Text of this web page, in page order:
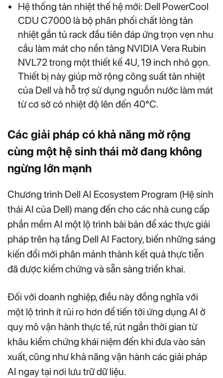
Hệ thống tản nhiệt thế hệ mới: Dell PowerCool
CDU C7000 là bộ phân phối chất lỏng tản
nhiệt gắn tủ rack đầu tiên đáp ứng trọn vẹn nhu
cầu làm mát cho nền tảng NVIDIA Vera Rubin
NVL72 trong một thiết kế 4U, 19 inch nhỏ gọn.
Thiết bị này giúp mở rộng công suất tản nhiệt
của Dell và hỗ trợ sử dụng nguồn nước làm mát
từ cơ sở có nhiệt độ lên đến 40°C.
Các giải pháp có khả năng mở rộng
cùng một hệ sinh thái mở đang không
ngừng lớn mạnh
Chương trình Dell AI Ecosystem Program (Hệ sinh
thái AI của Dell) mang đến cho các nhà cung cấp
phần mềm AI một lộ trình bài bản để xác thực giải
pháp trên hạ tầng Dell AI Factory, biến những sáng
kiến đổi mới phân mảnh thành kết quả thực tiễn
đã được kiểm chứng và sẵn sàng triển khai.
Đối với doanh nghiệp, điều này đồng nghĩa với
một lộ trình ít rủi ro hơn để tiến tới ứng dụng AI ở
quy mô vận hành thực tế, rút ngắn thời gian từ
khâu kiểm chứng khái niệm đến khi đưa vào sản
xuất, cũng như khả năng vận hành các giải pháp
AI ngay tại nơi lưu trữ dữ liệu.